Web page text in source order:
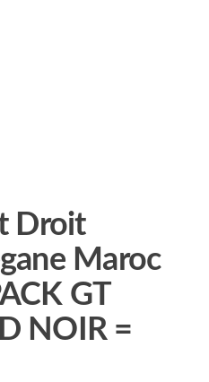
Droit
Maroc
GT
NOIR =